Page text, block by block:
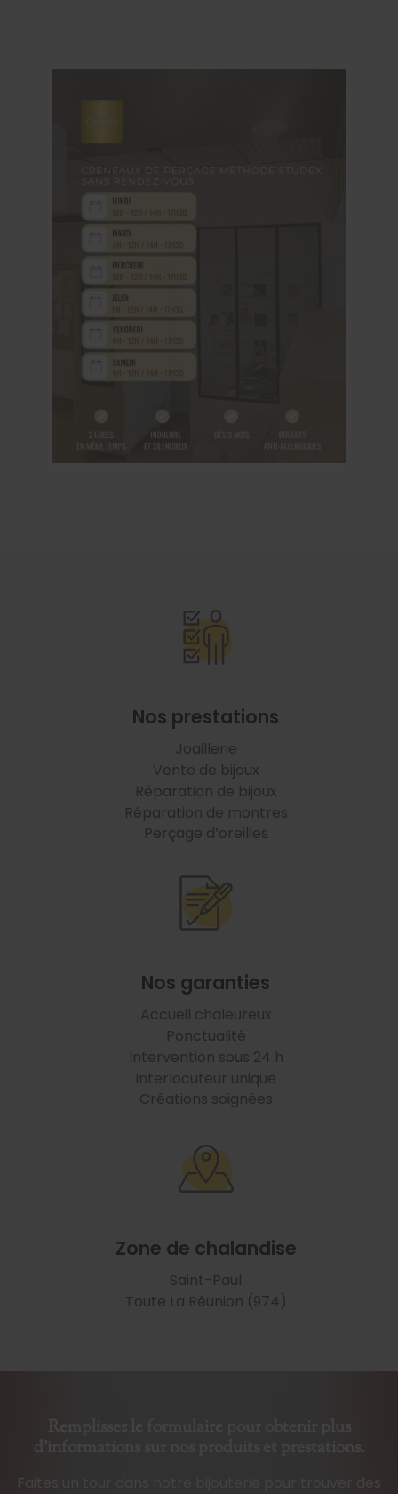
Nos prestations
Joaillerie
Vente de bijoux
Réparation de bijoux
Réparation de montres
Perçage d’oreilles
Nos garanties
Accueil chaleureux
Ponctualité
Intervention sous 24 h
Interlocuteur unique
Créations soignées
Zone de chalandise
Saint-Paul
Toute La Réunion (974)
d'informations sur nos produits et prestations.
Faites un tour dans notre bijouterie pour trouver des